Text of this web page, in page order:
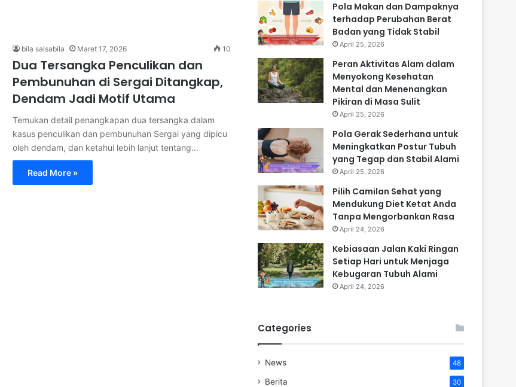
bila salsabila Maret 17, 2026 10
Dua Tersangka Penculikan dan
Pembunuhan di Sergai Ditangkap,
Dendam Jadi Motif Utama
Temukan detail penangkapan dua tersangka dalam
kasus penculikan dan pembunuhan Sergai yang dipicu
oleh dendam, dan ketahui lebih lanjut tentang…
Read More »
Pola Makan dan Dampaknya
terhadap Perubahan Berat
Badan yang Tidak Stabil
April 25, 2026
Peran Aktivitas Alam dalam
Menyokong Kesehatan
Mental dan Menenangkan
Pikiran di Masa Sulit
April 25, 2026
Pola Gerak Sederhana untuk
Meningkatkan Postur Tubuh
yang Tegap dan Stabil Alami
April 25, 2026
Pilih Camilan Sehat yang
Mendukung Diet Ketat Anda
Tanpa Mengorbankan Rasa
April 24, 2026
Kebiasaan Jalan Kaki Ringan
Setiap Hari untuk Menjaga
Kebugaran Tubuh Alami
April 24, 2026
Categories
News 48
Berita 30